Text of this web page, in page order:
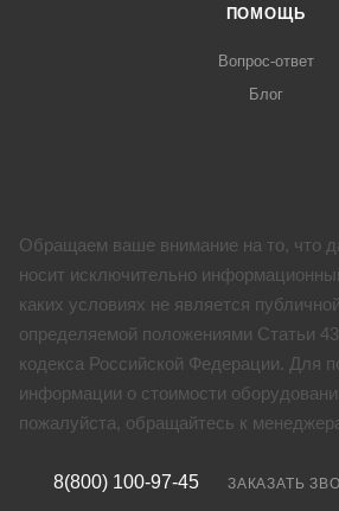
ПОМОЩЬ
Вопрос-ответ
Блог
Обращаем ваше внимание на то, что
носит исключительно
каких условиях не является
определяемой положениями Статьи
кодекса Российской Федерации. Для
информации о стоимости
пожалуйста, обращайтесь к
8(800) 100-97-45 ЗАКАЗАТЬ